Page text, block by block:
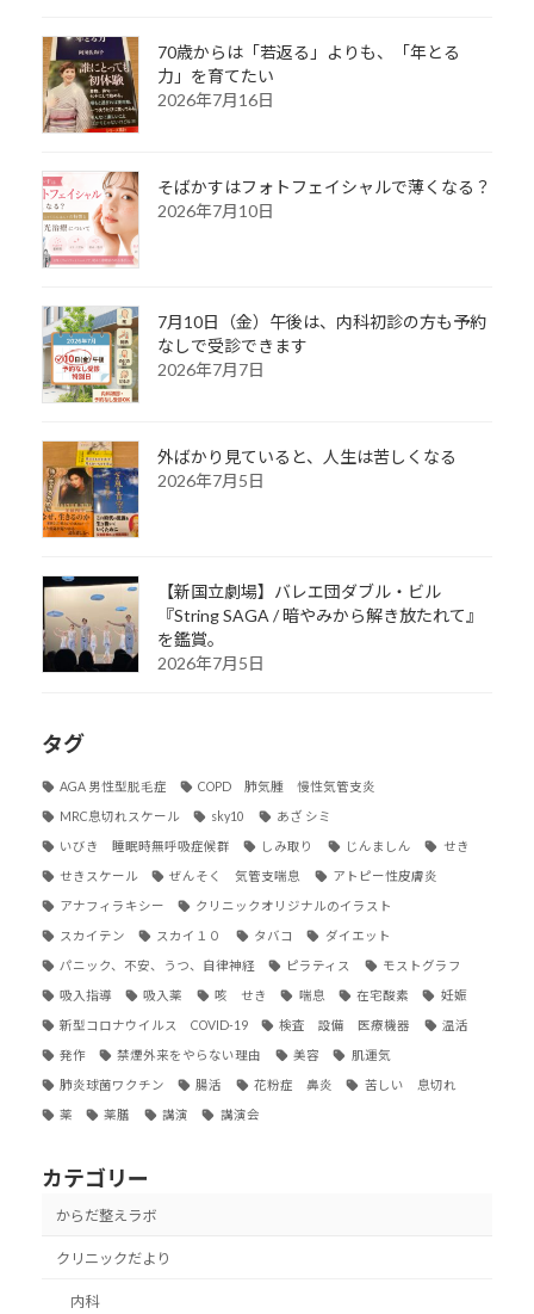
70歳からは「若返る」よりも、「年とる
力」を育てたい
2026年7月16日
そばかすはフォトフェイシャルで薄くなる？
2026年7月10日
7月10日（金）午後は、内科初診の方も予約
なしで受診できます
2026年7月7日
外ばかり見ていると、人生は苦しくなる
2026年7月5日
【新国立劇場】バレエ団ダブル・ビル
『String SAGA / 暗やみから解き放たれて』
を鑑賞。
2026年7月5日
タグ
AGA 男性型脱毛症 COPD 肺気腫 慢性気管支炎
MRC息切れスケール sky10 あざ シミ
いびき 睡眠時無呼吸症候群 しみ取り じんましん せき
せきスケール ぜんそく 気管支喘息 アトピー性皮膚炎
アナフィラキシー クリニックオリジナルのイラスト
スカイテン スカイ１０ タバコ ダイエット
パニック、不安、うつ、自律神経 ピラティス モストグラフ
吸入指導 吸入薬 咳 せき 喘息 在宅酸素 妊娠
新型コロナウイルス COVID-19 検査 設備 医療機器 温活
発作 禁煙外来をやらない理由 美容 肌運気
肺炎球菌ワクチン 腸活 花粉症 鼻炎 苦しい 息切れ
薬 薬膳 講演 講演会
カテゴリー
からだ整えラボ
クリニックだより
内科